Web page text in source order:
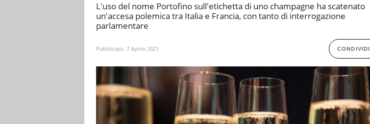
L'uso del nome Portofino sull'etichetta di uno champagne ha scatenato
un'accesa polemica tra Italia e Francia, con tanto di interrogazione
parlamentare
Pubblicato: 7 Aprile 2021 CONDIVIDI